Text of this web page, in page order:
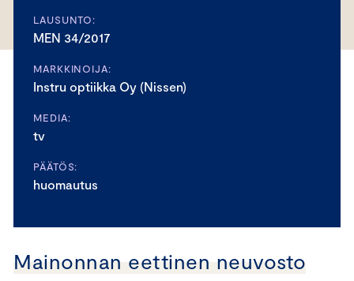
LAUSUNTO:
MEN 34/2017
MARKKINOIJA:
Instru optiikka Oy (Nissen)
MEDIA:
tv
PÄÄTÖS:
huomautus
Mainonnan eettinen neuvosto